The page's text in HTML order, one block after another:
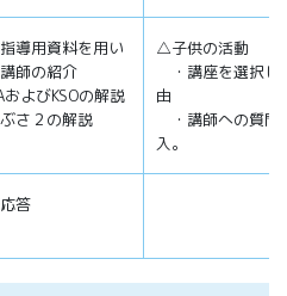
導用資料を用い
師の紹介
およびKSOの解説
さ２の解説
△子供の活動
・講座を選択し
由
・講師への質問
入。
答